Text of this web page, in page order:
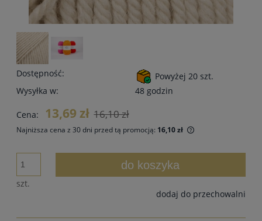
Dostępność:
Powyżej 20 szt.
Wysyłka w:
48 godzin
Cena: 13,69 zł 16,10 zł
Najniższa cena z 30 dni przed tą promocją: 16,10 zł
30 dni,
sprzedaży.
szt.
do koszyka
dodaj do przechowalni